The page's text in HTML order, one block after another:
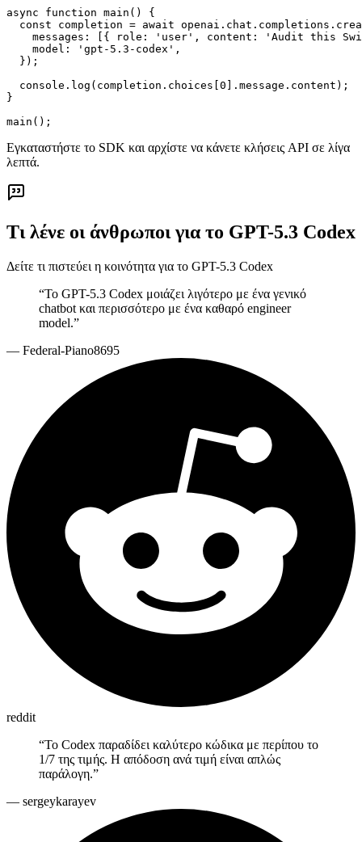
async function main() {
const completion = await
messages: [{ role: 'user', content: 'Audit this
    model: 'gpt-5.3-codex',
  });
  console.log(completion.choices[0].message.content);
}
main();
Εγκαταστήστε το SDK και αρχίστε να κάνετε κλήσεις API σε λίγα
λεπτά.
Τι λένε οι άνθρωποι για το GPT-5.3 Codex
Δείτε τι πιστεύει η κοινότητα για το GPT-5.3 Codex
“Το GPT-5.3 Codex μοιάζει λιγότερο με ένα γενικό
chatbot και περισσότερο με ένα καθαρό engineer
model.”
— Federal-Piano8695
reddit
“Το Codex παραδίδει καλύτερο κώδικα με περίπου το
1/7 της τιμής. Η απόδοση ανά τιμή είναι απλώς
παράλογη.”
— sergeykarayev